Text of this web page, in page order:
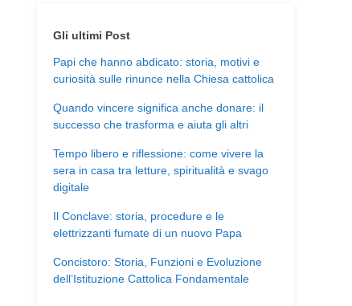
Gli ultimi Post
Papi che hanno abdicato: storia, motivi e
curiosità sulle rinunce nella Chiesa cattolica
Quando vincere significa anche donare: il
successo che trasforma e aiuta gli altri
Tempo libero e riflessione: come vivere la
sera in casa tra letture, spiritualità e svago
digitale
Il Conclave: storia, procedure e le
elettrizzanti fumate di un nuovo Papa
Concistoro: Storia, Funzioni e Evoluzione
dell’Istituzione Cattolica Fondamentale